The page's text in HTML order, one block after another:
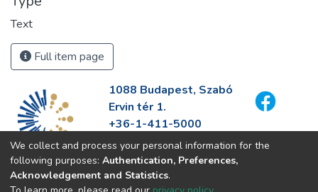
Text
Full item page
1088 Budapest, Szabó
Ervin tér 1.
+36-1-411-5000
info@fszek.hu
https://fszek.hu
We collect and process your personal information for the
following purposes: Authentication, Preferences,
Acknowledgement and Statistics.